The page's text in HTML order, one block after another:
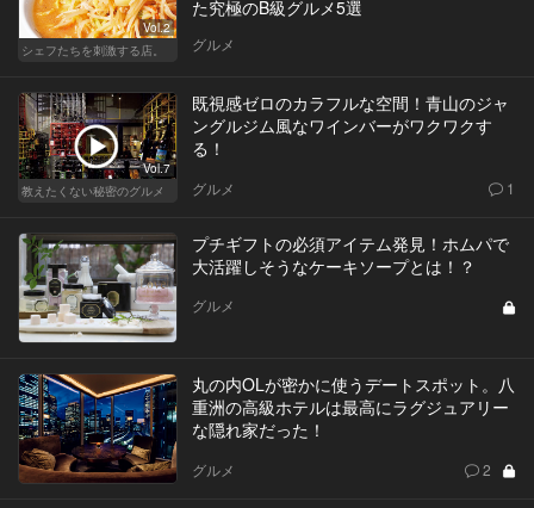
Vol.2
シェフたちを刺激する店。
た究極のB級グルメ5選
グルメ
Vol.7
教えたくない秘密のグルメ
既視感ゼロのカラフルな空間！青山のジャ
ングルジム風なワインバーがワクワクす
る！
グルメ 1
プチギフトの必須アイテム発見！ホムパで
大活躍しそうなケーキソープとは！？
グルメ
丸の内OLが密かに使うデートスポット。八
重洲の高級ホテルは最高にラグジュアリー
な隠れ家だった！
グルメ 2